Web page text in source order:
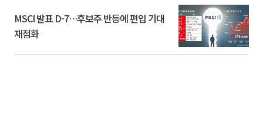
MSCI 발표 D-7…후보주 반등에 편입 기대
재점화